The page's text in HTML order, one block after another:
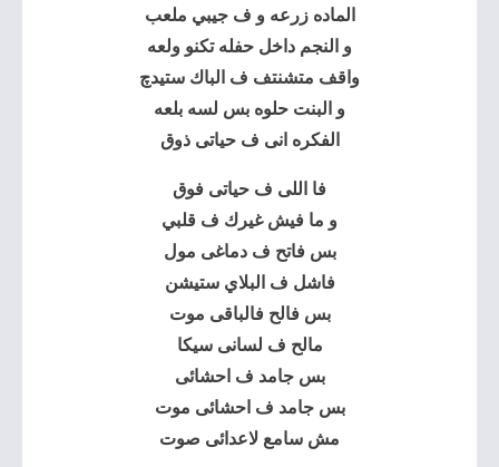
الماده زرعه و ف جيبي ملعب
و النجم داخل حفله تكنو ولعه
واقف متشنتف ف الباك ستيدچ
و البنت حلوه بس لسه بلعه
الفكره انى ف حياتى ذوق
فا اللى ف حياتى فوق
و ما فيش غيرك ف قلبي
بس فاتح ف دماغى مول
فاشل ف البلاي ستيشن
بس فالح فالباقى موت
مالح ف لسانى سيكا
بس جامد ف احشائى
بس جامد ف احشائى موت
مش سامع لاعدائى صوت